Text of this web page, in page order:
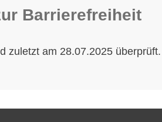
Barrierefreiheit
zuletzt am 28.07.2025 überprüft.